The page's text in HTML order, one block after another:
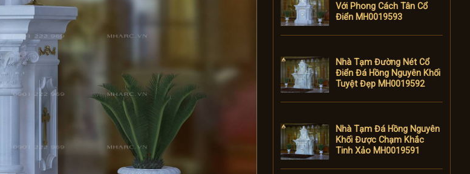
Với Phong Cách Tân Cổ
Điển MH0019593
Nhà Tạm Đường Nét Cổ
Điển Đá Hồng Nguyên Khối
Tuyệt Đẹp MH0019592
Nhà Tạm Đá Hồng Nguyên
Khối Được Chạm Khắc
Tinh Xảo MH0019591